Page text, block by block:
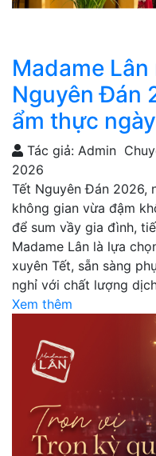
Madame
Nguyên Đán
ẩm thực
Tác giả: Admin
2026
Tết Nguyên Đán 2026,
không gian vừa đậm
để sum vầy gia đình,
Madame Lân là lựa
xuyên Tết, sẵn sàng
nghỉ với chất lượng
Xem thêm